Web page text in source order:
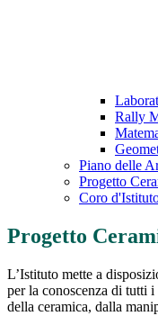
Rally
Piano delle
Progetto
Coro
Progetto
L’Istituto mette a
per la conoscenza di tutti
della ceramica, dalla